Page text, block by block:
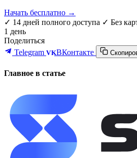
Начать бесплатно →
✓ 14 дней полного доступа ✓ Без
1 день
Поделиться
Telegram VKВКонтакте
Главное в статье